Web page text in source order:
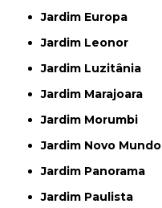
Jardim Europa
Jardim Leonor
Jardim Luzitânia
Jardim Marajoara
Jardim Morumbi
Jardim Novo Mundo
Jardim Panorama
Jardim Paulista